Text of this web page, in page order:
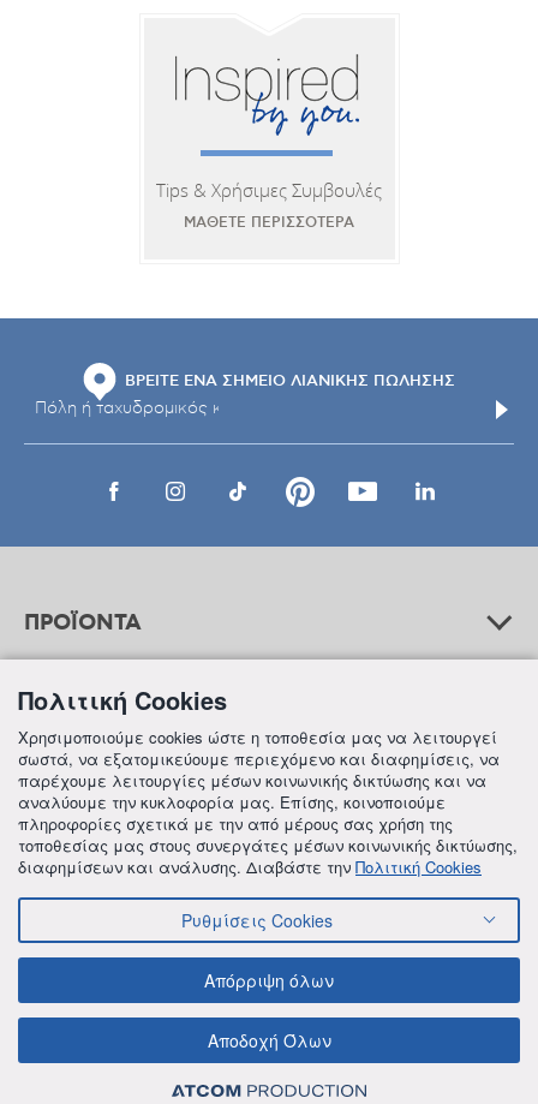
Tips & Χρήσιμες Συμβουλές
ΜΑΘΕΤΕ ΠΕΡΙΣΣΟΤΕΡΑ
ΒΡΕΙΤΕ ΕΝΑ ΣΗΜΕΙΟ ΛΙΑΝΙΚΗΣ ΠΩΛΗΣΗΣ
ΠΡΟΪΟΝΤΑ
ΒΟΗΘΕΙΑ
ΠΛΗΡΟΦΟΡΙΕΣ
© 2018 FREZYDERM A.B.Ε.E. ALL RIGHTS RESERVED
ΟΡΟΙ ΚΑΙ ΠΡΟΫΠΟΘΕΣΕΙΣ
ΠΟΛΙΤΙΚΗ ΓΙΑ ΤΟΝ ΑΝΤΑΓΩΝΙΣΜΟ
ΠΟΛΙΤΙΚΗ ΕΣΩΤΕΡΙΚΩΝ ΑΝΑΦΟΡΩΝ & ΚΑΤΑΓΓΕΛΙΩΝ (Ν. 4990/22)
ΠΟΛΙΤΙΚΗ ΑΠΟΡΡΗΤΟΥ ΤΗΣ FREZYDERM
Πολιτική Cookies
Χρησιμοποιούμε cookies ώστε η τοποθεσία μας να λειτουργεί
σωστά, να εξατομικεύουμε περιεχόμενο και διαφημίσεις, να
παρέχουμε λειτουργίες μέσων κοινωνικής δικτύωσης και να
αναλύουμε την κυκλοφορία μας. Επίσης, κοινοποιούμε
πληροφορίες σχετικά με την από μέρους σας χρήση της
τοποθεσίας μας στους συνεργάτες μέσων κοινωνικής δικτύωσης,
διαφημίσεων και ανάλυσης. Διαβάστε την Πολιτική Cookies
Ρυθμίσεις Cookies
Απόρριψη όλων
Αποδοχή Όλων